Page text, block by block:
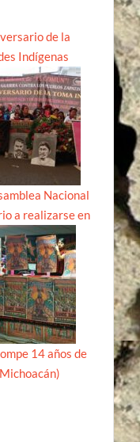
de la
Indígenas
Nacional
a realizarse en
14 años de